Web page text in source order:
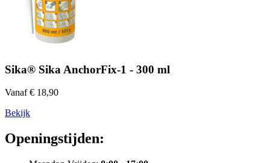
Sika® Sika AnchorFix-1 - 300 ml
Vanaf € 18,90
Bekijk
Openingstijden: